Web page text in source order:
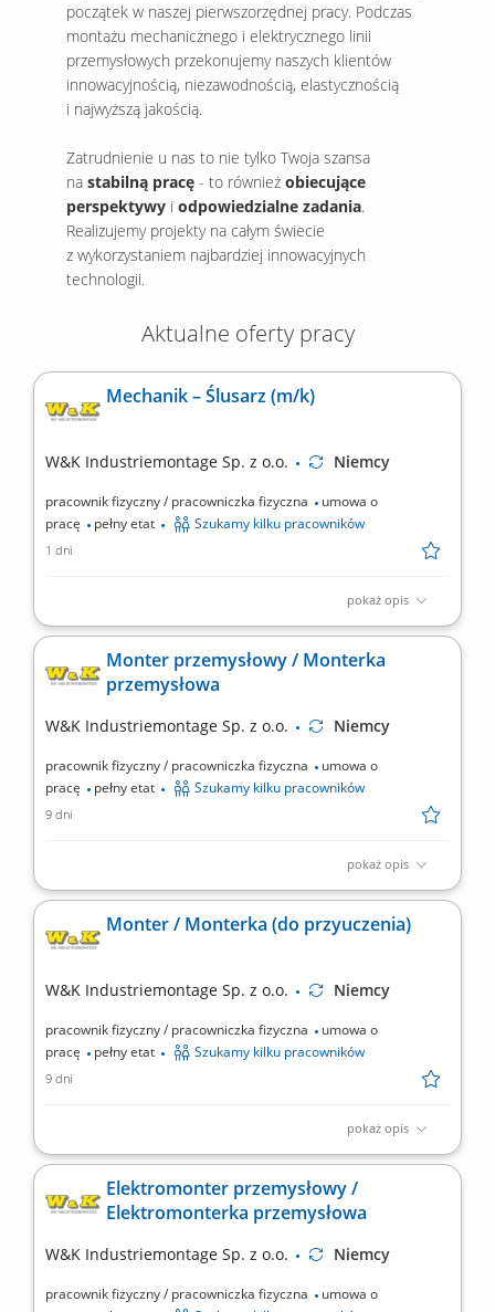
początek w naszej pierwszorzędnej pracy. Podczas
montażu mechanicznego i elektrycznego linii
przemysłowych przekonujemy naszych klientów
innowacyjnością, niezawodnością, elastycznością
i najwyższą jakością.
Zatrudnienie u nas to nie tylko Twoja szansa
na stabilną pracę - to również obiecujące
perspektywy i odpowiedzialne zadania.
Realizujemy projekty na całym świecie
z wykorzystaniem najbardziej innowacyjnych
technologii.
Aktualne oferty pracy
Mechanik – Ślusarz (m/k)
W&K Industriemontage Sp. z o.o. Niemcy
pracownik fizyczny / pracowniczka fizyczna
umowa o
pracę
pełny etat Szukamy kilku pracowników
1 dni
pokaż opis
Miejsce pracy: wszystkie kraje europejskie (system rotacyjny)
specjalistycznych/przemysłowych na podstawie rysunku
technicznego, montaż budowanych konstrukcji maszyn i
urządzeń, tworzenie...
Monter przemysłowy / Monterka
przemysłowa
W&K Industriemontage Sp. z o.o. Niemcy
pracownik fizyczny / pracowniczka fizyczna
umowa o
pracę
pełny etat Szukamy kilku pracowników
9 dni
pokaż opis
Miejsce pracy: wszystkie kraje europejskie (system rotacyjny)
na podstawie rysunku technicznego, montaż elementów
pneumatyki, sterowania, czujników, itp., uruchamianie gotowych
Monter / Monterka (do przyuczenia)
W&K Industriemontage Sp. z o.o. Niemcy
pracownik fizyczny / pracowniczka fizyczna
umowa o
pracę
pełny etat Szukamy kilku pracowników
9 dni
pokaż opis
Miejsce pracy: wszystkie kraje europejskie (system rotacyjny)
ślusarskie zgodnie z dokumentacją techniczną, instalacje
elementów pneumatyki, sterowania, czujników, itp., montaże linii
Elektromonter przemysłowy /
Elektromonterka przemysłowa
W&K Industriemontage Sp. z o.o. Niemcy
pracownik fizyczny / pracowniczka fizyczna
umowa o